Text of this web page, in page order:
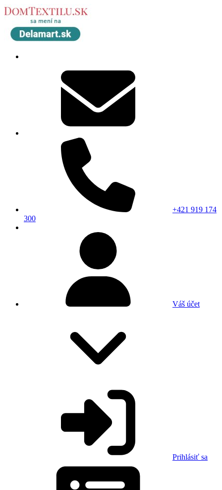
+421 919 174
300
Váš účet
Prihlásiť sa